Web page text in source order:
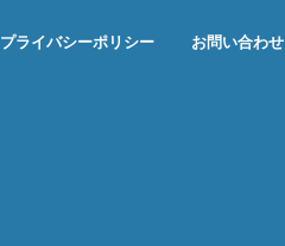
プライバシーポリシー お問い合わせ